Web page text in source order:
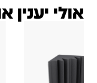
אולי יענין